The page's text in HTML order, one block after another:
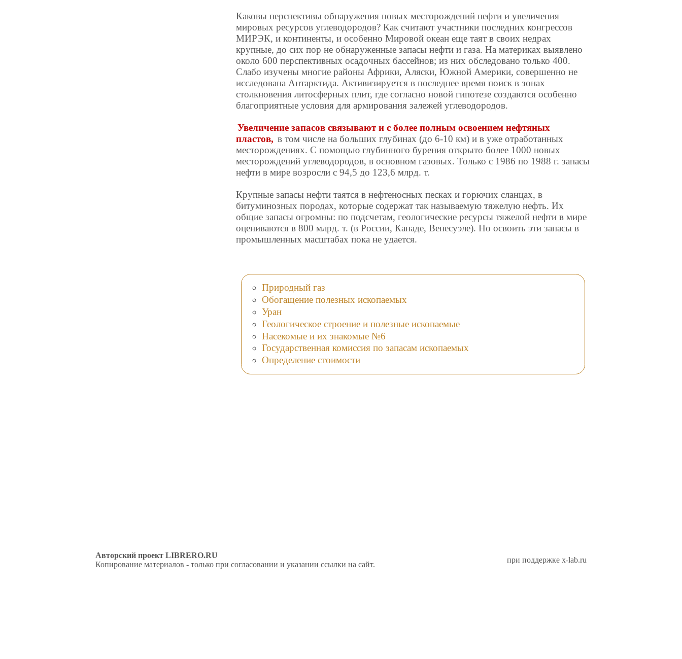
Каковы перспективы обнаружения новых месторождений нефти и увеличения
мировых ресурсов углеводородов? Как считают участники последних конгрессов
МИРЭК, и континенты, и особенно Мировой океан еще таят в своих недрах
крупные, до сих пор не обнаруженные запасы нефти и газа. На материках выявлено
около 600 перспективных осадочных бассейнов; из них обследовано только 400.
Слабо изучены многие районы Африки, Аляски, Южной Америки, совершенно не
исследована Антарктида. Активизируется в последнее время поиск в зонах
столкновения литосферных плит, где согласно новой гипотезе создаются особенно
благоприятные условия для армирования залежей углеводородов.
Увеличение запасов связывают и с более полным освоением нефтяных
пластов, в том числе на больших глубинах (до 6-10 км) и в уже отработанных
месторождениях. С помощью глубинного бурения открыто более 1000 новых
месторождений углеводородов, в основном газовых. Только с 1986 по 1988 г. запасы
нефти в мире возросли с 94,5 до 123,6 млрд. т.
Крупные запасы нефти таятся в нефтеносных песках и горючих сланцах, в
битуминозных породах, которые содержат так называемую тяжелую нефть. Их
общие запасы огромны: по подсчетам, геологические ресурсы тяжелой нефти в мире
оцениваются в 800 млрд. т. (в России, Канаде, Венесуэле). Но освоить эти запасы в
промышленных масштабах пока не удается.
Природный газ
Обогащение полезных ископаемых
Уран
Геологическое строение и полезные ископаемые
Насекомые и их знакомые №6
Государственная комиссия по запасам ископаемых
Определение стоимости
Авторский проект LIBRERO.RU
Копирование материалов - только при согласовании и указании ссылки на сайт.
при поддержке x-lab.ru